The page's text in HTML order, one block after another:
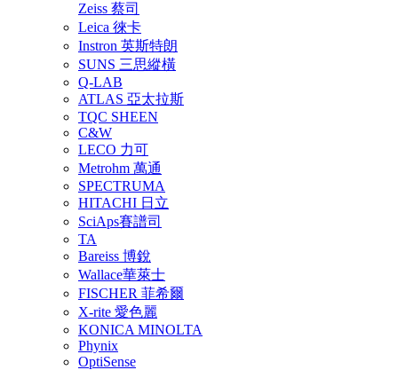
Zeiss 蔡司
Leica 徠卡
Instron 英斯特朗
SUNS 三思縱橫
Q-LAB
ATLAS 亞太拉斯
TQC SHEEN
C&W
LECO 力可
Metrohm 萬通
SPECTRUMA
HITACHI 日立
SciAps賽譜司
TA
Bareiss 博銳
Wallace華萊士
FISCHER 菲希爾
X-rite 愛色麗
KONICA MINOLTA
Phynix
OptiSense